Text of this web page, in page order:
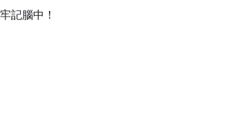
記腦中！